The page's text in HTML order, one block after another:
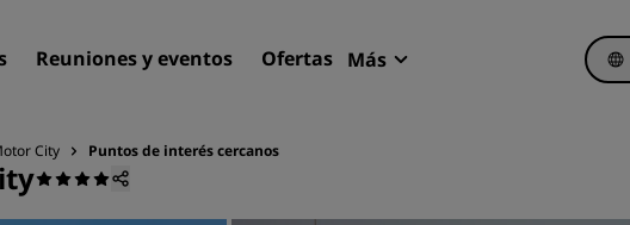
Reuniones y eventos Ofertas Más
City Puntos de interés cercanos